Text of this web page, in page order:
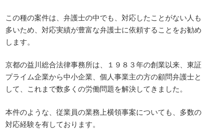
この種の案件は、弁護士の中でも、対応したことがない人も
多いため、対応実績が豊富な弁護士に依頼することをお勧め
します。
京都の益川総合法律事務所は、１９８３年の創業以来、東証
プライム企業から中小企業、個人事業主の方の顧問弁護士と
して、これまで数多くの労働問題を解決してきました。
本件のような、従業員の業務上横領事案についても、多数の
対応経験を有しております。